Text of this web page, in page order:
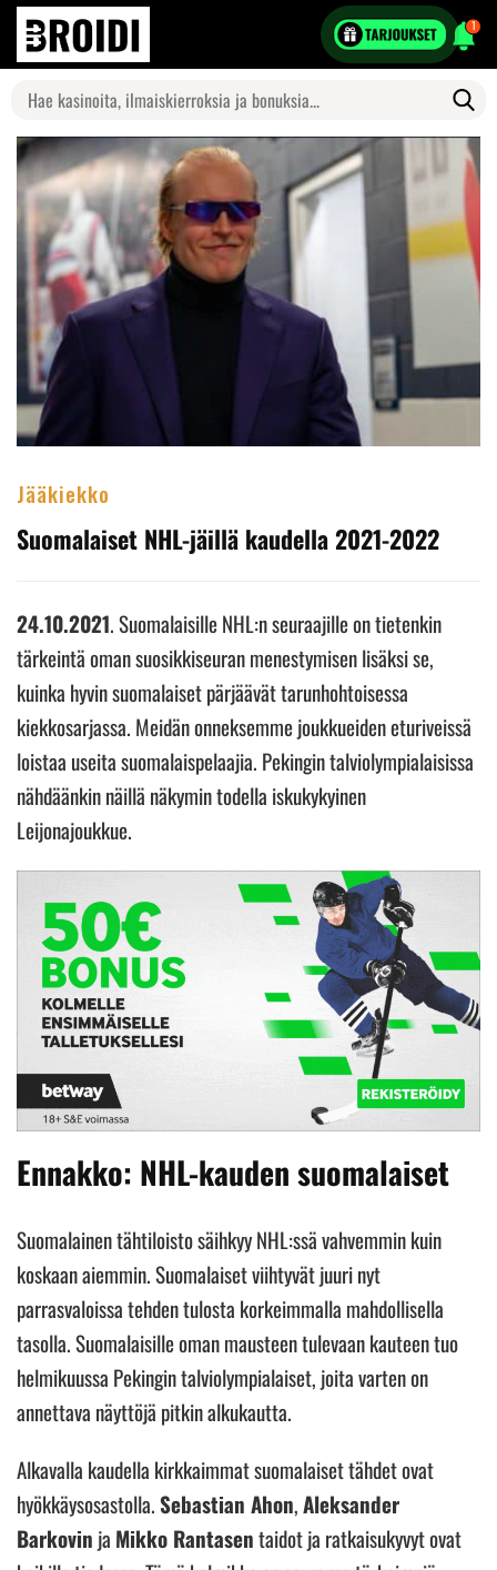
1
Search
for:
Jääkiekko
Suomalaiset NHL-jäillä kaudella 2021-2022
24.10.2021. Suomalaisille NHL:n seuraajille on tietenkin
tärkeintä oman suosikkiseuran menestymisen lisäksi se,
kuinka hyvin suomalaiset pärjäävät tarunhohtoisessa
kiekkosarjassa. Meidän onneksemme joukkueiden eturiveissä
loistaa useita suomalaispelaajia. Pekingin talviolympialaisissa
nähdäänkin näillä näkymin todella iskukykyinen
Leijonajoukkue.
Ennakko: NHL-kauden suomalaiset
Suomalainen tähtiloisto säihkyy NHL:ssä vahvemmin kuin
koskaan aiemmin. Suomalaiset viihtyvät juuri nyt
parrasvaloissa tehden tulosta korkeimmalla mahdollisella
tasolla. Suomalaisille oman mausteen tulevaan kauteen tuo
helmikuussa Pekingin talviolympialaiset, joita varten on
annettava näyttöjä pitkin alkukautta.
Alkavalla kaudella kirkkaimmat suomalaiset tähdet ovat
hyökkäysosastolla.Sebastian Ahon,Aleksander
Barkovin ja Mikko Rantasentaidot ja ratkaisukyvyt ovat